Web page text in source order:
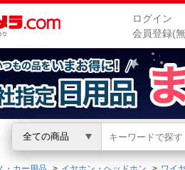
ログイン
会員登録(
全ての商品
ちは
ログイン